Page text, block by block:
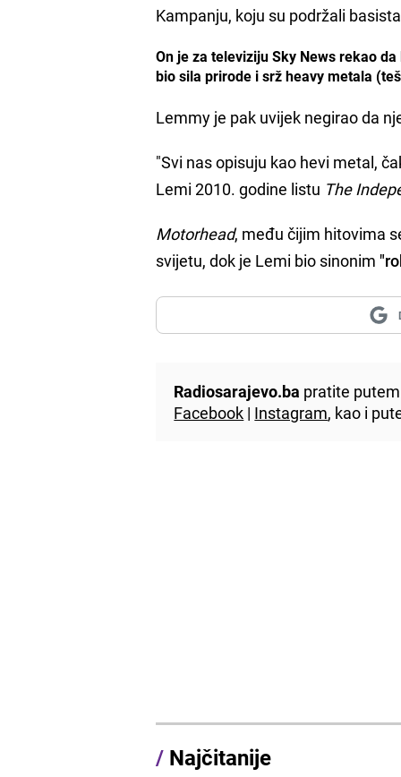
Kampanju, koju su podržali
On je za televiziju Sky News rekao
bio sila prirode i srž heavy metala
Lemmy je pak uvijek negirao da
"Svi nas opisuju kao hevi metal,
Lemi 2010. godine listu The
Motorhead, među čijim hitovima
svijetu, dok je Lemi bio sinonim
Radiosarajevo.ba pratite
Facebook | Instagram, kao i
/ Najčitanije